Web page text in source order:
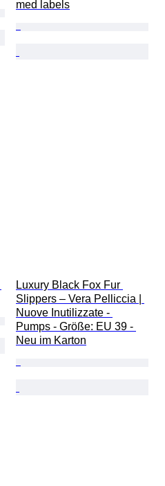
med labels
Luxury Black Fox Fur
Slippers – Vera Pelliccia |
Nuove Inutilizzate -
Pumps - Größe: EU 39 -
Neu im Karton